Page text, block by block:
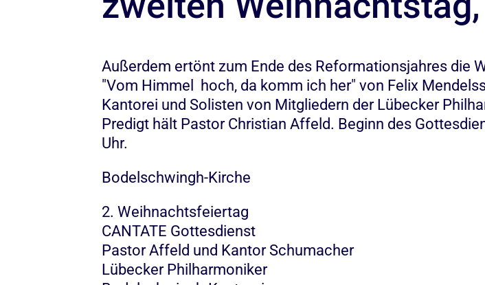
Außerdem ertönt zum Ende des Reformationsjahres die
"Vom Himmel hoch, da komm ich her" von Felix
Kantorei und Solisten von Mitgliedern der Lübecker
Predigt hält Pastor Christian Affeld. Beginn des
Uhr.
Bodelschwingh-Kirche
2. Weihnachtsfeiertag
CANTATE Gottesdienst
Pastor Affeld und Kantor Schumacher
Lübecker Philharmoniker